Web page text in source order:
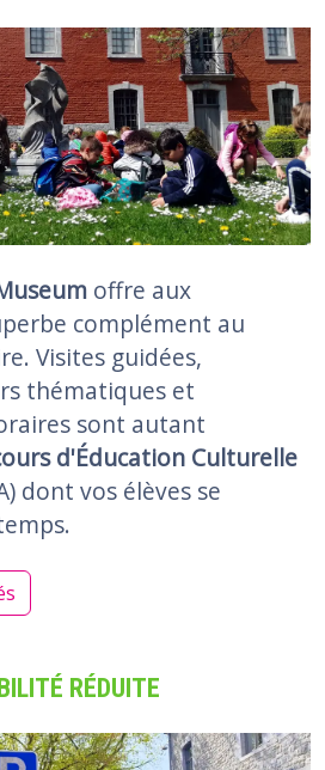
offre aux
complément au
Visites guidées,
thématiques et
sont autant
d'Éducation Culturelle
dont vos élèves se
RÉDUITE